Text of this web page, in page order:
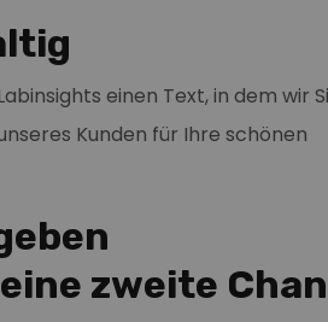
einen Text, in dem wir
Kunden für Ihre schönen
zweite